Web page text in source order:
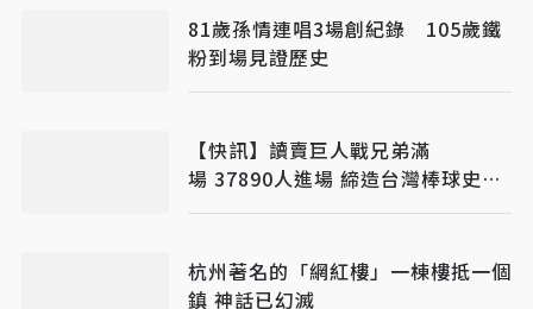
81歲孫情連唱3場創紀錄 105歲鐵
粉到場見證歷史
【快訊】讀賣巨人戰兄弟滿
場 37890人進場 締造台灣棒球史紀
錄
杭州著名的「網紅樓」一棟樓抵一個
鎮 神話已幻滅